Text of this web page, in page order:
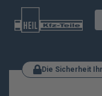
Die Sicherheit